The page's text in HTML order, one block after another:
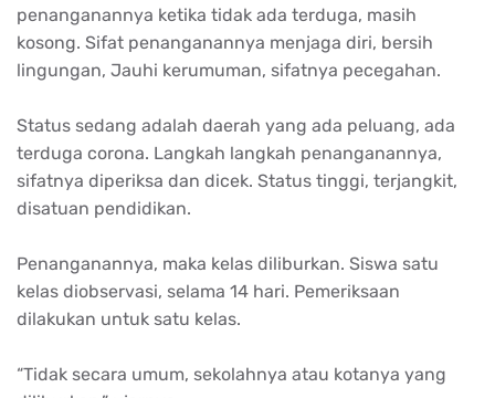
penanganannya ketika tidak ada terduga, masih
kosong. Sifat penanganannya menjaga diri, bersih
lingungan, Jauhi kerumuman, sifatnya pecegahan.
Status sedang adalah daerah yang ada peluang, ada
terduga corona. Langkah langkah penanganannya,
sifatnya diperiksa dan dicek. Status tinggi, terjangkit,
disatuan pendidikan.
Penanganannya, maka kelas diliburkan. Siswa satu
kelas diobservasi, selama 14 hari. Pemeriksaan
dilakukan untuk satu kelas.
“Tidak secara umum, sekolahnya atau kotanya yang